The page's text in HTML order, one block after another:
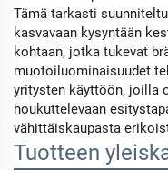
Tämä tarkasti
kasvavaan kysyntään
kohtaan, jotka tukevat
muotoiluominaisuudet
yritysten käyttöön, joilla
houkuttelevaan
vähittäiskaupasta
Tuotteen